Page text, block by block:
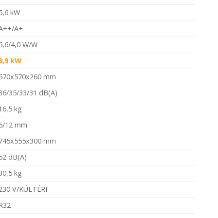
kW
A+
4,0 W/W
kW
mm
35/33/31 dB(A)
kg
12 mm
mm
dB(A)
kg
V/KÜLTÉRI